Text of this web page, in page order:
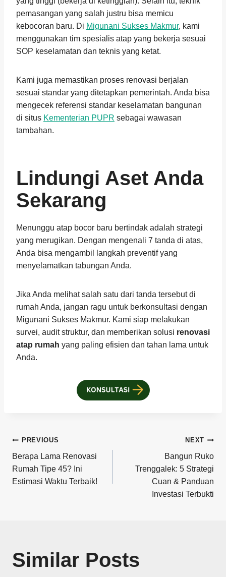
pemasangan yang salah justru bisa memicu
kebocoran baru. Di Migunani Sukses Makmur, kami
menggunakan tim spesialis atap yang bekerja sesuai
SOP keselamatan dan teknis yang ketat.
Kami juga memastikan proses renovasi berjalan
sesuai standar yang ditetapkan pemerintah. Anda bisa
mengecek referensi standar keselamatan bangunan
di situs Kementerian PUPR sebagai wawasan
tambahan.
Lindungi Aset Anda
Sekarang
Menunggu atap bocor baru bertindak adalah strategi
yang merugikan. Dengan mengenali 7 tanda di atas,
Anda bisa mengambil langkah preventif yang
menyelamatkan tabungan Anda.
Jika Anda melihat salah satu dari tanda tersebut di
rumah Anda, jangan ragu untuk berkonsultasi dengan
Migunani Sukses Makmur. Kami siap melakukan
survei, audit struktur, dan memberikan solusi renovasi
atap rumah yang paling efisien dan tahan lama untuk
Anda.
Post
navigation
PREVIOUS
Berapa Lama Renovasi
Rumah Tipe 45? Ini
Estimasi Waktu Terbaik!
NEXT
Bangun Ruko
Trenggalek: 5 Strategi
Cuan & Panduan
Investasi Terbukti
Similar Posts